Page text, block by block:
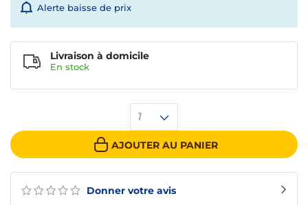
Donner votre avis
Alerte baisse de prix
1
AJOUTER AU PANIER
Livraison à domicile
En stock